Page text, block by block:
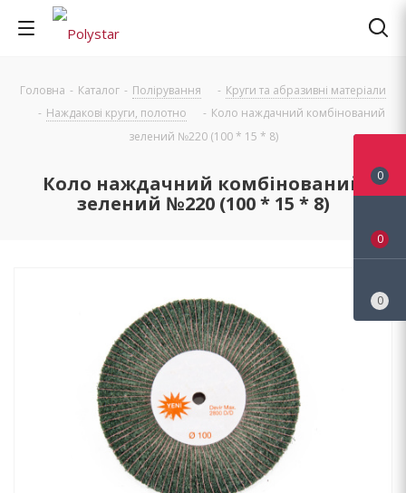
Головна - Каталог - Полірування - Круги та абразивні матеріали
- Наждакові круги, полотно - Коло наждачний комбінований
зелений №220 (100 * 15 * 8)
Коло наждачний комбінований
зелений №220 (100 * 15 * 8)
0
0
0